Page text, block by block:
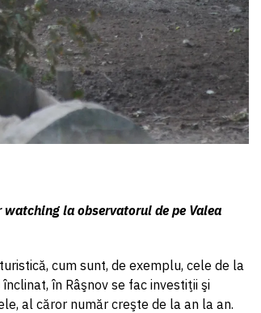
la observatorul de pe Valea
cum sunt, de exemplu, cele de la
în Râşnov se fac investiţii şi
al căror număr creşte de la an la an.